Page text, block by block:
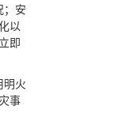
；安
以
即
明火
事